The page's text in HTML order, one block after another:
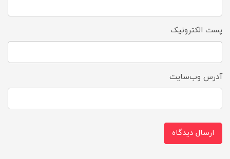
پست الکترونیک
آدرس وب‌سایت
ارسال دیدگاه